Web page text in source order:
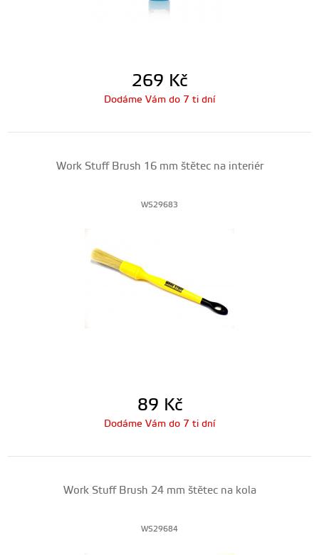
269 Kč
Dodáme Vám do 7 ti dní
Work Stuff Brush 16 mm štětec na interiér
WS29683
89 Kč
Dodáme Vám do 7 ti dní
Work Stuff Brush 24 mm štětec na kola
WS29684